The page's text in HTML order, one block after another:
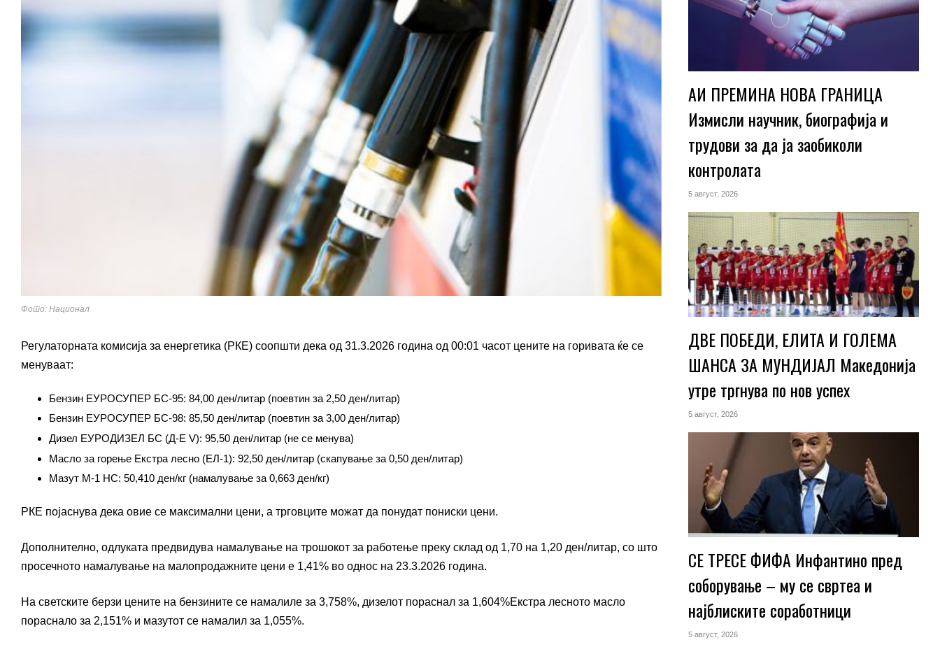
Фото: Национал
Регулаторната комисија за енергетика (РКЕ) соопшти дека од 31.3.2026 година од 00:01 часот цените на горивата ќе се
менуваат:
Бензин ЕУРОСУПЕР БС-95: 84,00 ден/литар (поевтин за 2,50 ден/литар)
Бензин ЕУРОСУПЕР БС-98: 85,50 ден/литар (поевтин за 3,00 ден/литар)
Дизел ЕУРОДИЗЕЛ БС (Д-Е V): 95,50 ден/литар (не се менува)
Масло за горење Екстра лесно (ЕЛ-1): 92,50 ден/литар (скапување за 0,50 ден/литар)
Мазут М-1 НС: 50,410 ден/кг (намалување за 0,663 ден/кг)
РКЕ појаснува дека овие се максимални цени, а трговците можат да понудат пониски цени.
Дополнително, одлуката предвидува намалување на трошокот за работење преку склад од 1,70 на 1,20 ден/литар, со што
просечното намалување на малопродажните цени е 1,41% во однос на 23.3.2026 година.
На светските берзи цените на бензините се намалиле за 3,758%, дизелот пораснал за 1,604%Екстра лесното масло
пораснало за 2,151% и мазутот се намалил за 1,055%.
АИ ПРЕМИНА НОВА ГРАНИЦА
Измисли научник, биографија и
трудови за да ја заобиколи
контролата
5 август, 2026
ДВЕ ПОБЕДИ, ЕЛИТА И ГОЛЕМА
ШАНСА ЗА МУНДИЈАЛ Македонија
утре тргнува по нов успех
5 август, 2026
СЕ ТРЕСЕ ФИФА Инфантино пред
соборување – му се свртеа и
најблиските соработници
5 август, 2026